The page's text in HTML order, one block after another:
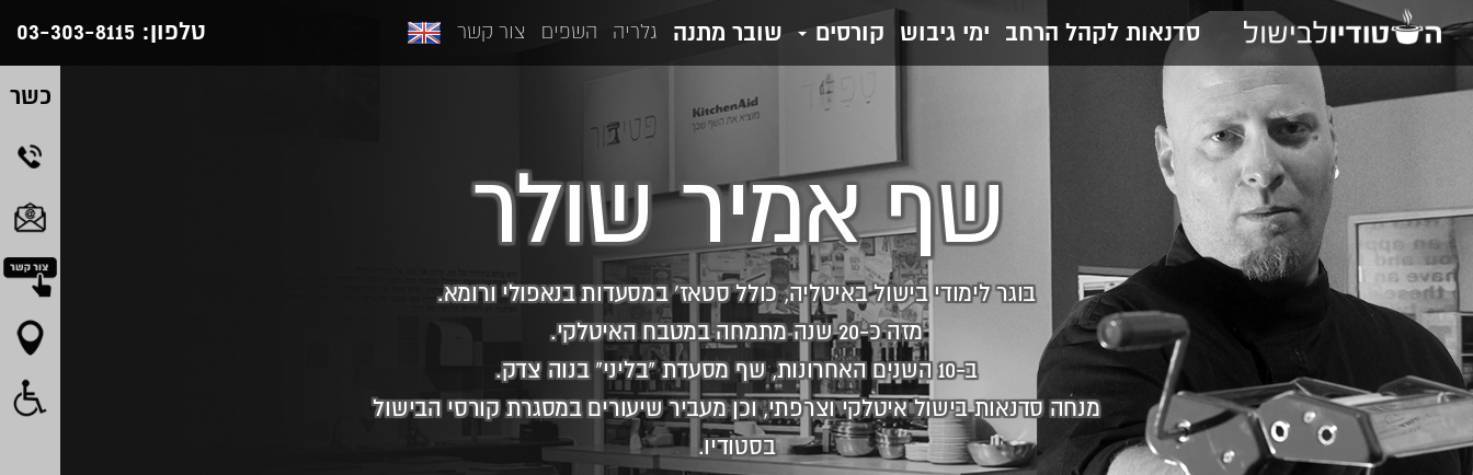
טלפון: 03-303-8115 סדנאות לקהל הרחב ימי גיבוש קורסים שובר מתנה גלריה השפים צור קשר
כשר
שף אמיר שולר
בוגר לימודי בישול באיטליה, כולל סטאז' במסעדות בנאפולי ורומא.
מזה כ-20 שנה מתמחה במטבח האיטלקי.
ב-10 השנים האחרונות, שף מסעדת "בליני" בנוה צדק.
מנחה סדנאות בישול איטלקי וצרפתי, וכן מעביר שיעורים במסגרת קורסי הבישול
בסטודיו.